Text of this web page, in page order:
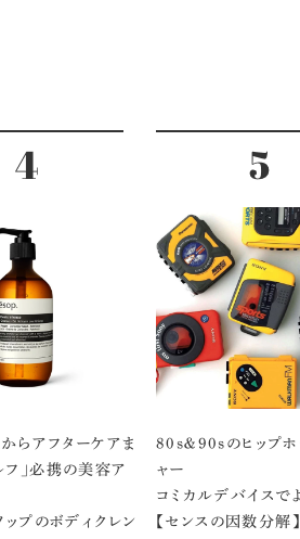
らアフターケアま
フ」必携の美容ア
ップのボディクレン
80s＆90sのヒップホ
ャー
コミカルデバイスで
【センスの因数分解】